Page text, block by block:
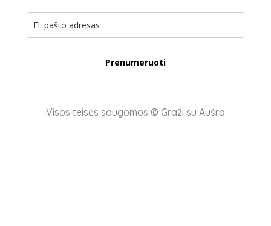
Prenumeruoti
Visos teisės saugomos © Graži su Aušra